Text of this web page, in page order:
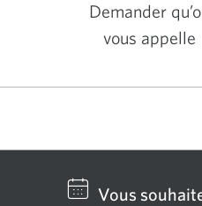
Demander
vous appelle
Vous